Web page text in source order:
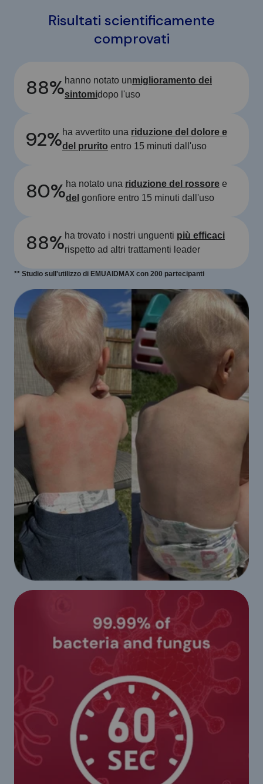
Risultati scientificamente
comprovati
88%hanno notato unmiglioramento dei
sintomidopo l'uso
92%ha avvertito una riduzione del dolore e
del prurito entro 15 minuti dall'uso
80%ha notato una riduzione del rossore e
del gonfiore entro 15 minuti dall'uso
88%ha trovato i nostri unguenti più efficaci
rispetto ad altri trattamenti leader
** Studio sull'utilizzo di EMUAIDMAX con 200 partecipanti